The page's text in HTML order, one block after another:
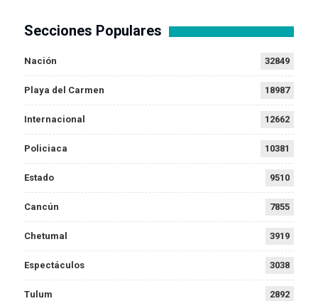
Secciones Populares
Nación 32849
Playa del Carmen 18987
Internacional 12662
Policiaca 10381
Estado 9510
Cancún 7855
Chetumal 3919
Espectáculos 3038
Tulum 2892